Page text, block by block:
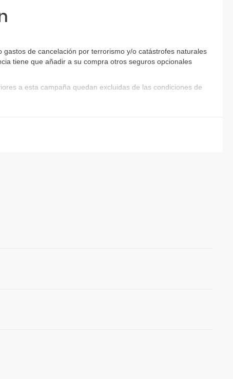
de cancelación por terrorismo y/o catástrofes naturales
tiene que añadir a su compra otros seguros opcionales
a esta campaña quedan excluidas de las condiciones de